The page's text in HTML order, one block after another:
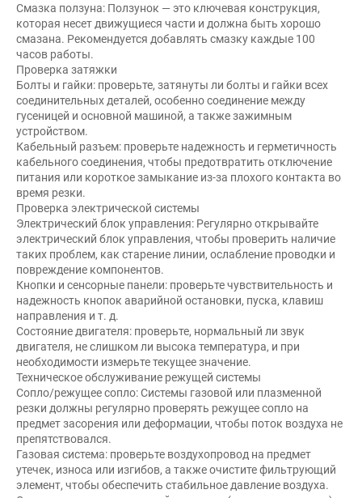
Смазка ползуна: Ползунок — это ключевая конструкция,
которая несет движущиеся части и должна быть хорошо
смазана. Рекомендуется добавлять смазку каждые 100
часов работы.
Проверка затяжки
Болты и гайки: проверьте, затянуты ли болты и гайки всех
соединительных деталей, особенно соединение между
гусеницей и основной машиной, а также зажимным
устройством.
Кабельный разъем: проверьте надежность и герметичность
кабельного соединения, чтобы предотвратить отключение
питания или короткое замыкание из-за плохого контакта во
время резки.
Проверка электрической системы
Электрический блок управления: Регулярно открывайте
электрический блок управления, чтобы проверить наличие
таких проблем, как старение линии, ослабление проводки и
повреждение компонентов.
Кнопки и сенсорные панели: проверьте чувствительность и
надежность кнопок аварийной остановки, пуска, клавиш
направления и т. д.
Состояние двигателя: проверьте, нормальный ли звук
двигателя, не слишком ли высока температура, и при
необходимости измерьте текущее значение.
Техническое обслуживание режущей системы
Сопло/режущее сопло: Системы газовой или плазменной
резки должны регулярно проверять режущее сопло на
предмет засорения или деформации, чтобы поток воздуха не
препятствовался.
Газовая система: проверьте воздухопровод на предмет
утечек, износа или изгибов, а также очистите фильтрующий
элемент, чтобы обеспечить стабильное давление воздуха.